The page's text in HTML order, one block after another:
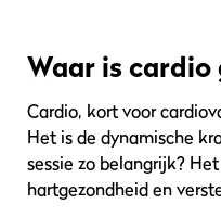
Waar is cardio
Cardio, kort voor
Het is de dynamische
sessie zo belangrijk?
hartgezondheid en